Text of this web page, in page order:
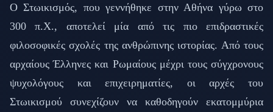
Ο Στωικισμός, που γεννήθηκε στην Αθήνα γύρω στο
300 π.Χ., αποτελεί μία από τις πιο επιδραστικές
φιλοσοφικές σχολές της ανθρώπινης ιστορίας. Από τους
αρχαίους Έλληνες και Ρωμαίους μέχρι τους σύγχρονους
ψυχολόγους και επιχειρηματίες, οι αρχές του
Στωικισμού συνεχίζουν να καθοδηγούν εκατομμύρια